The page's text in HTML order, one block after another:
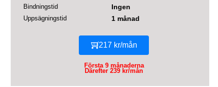
Bindningstid Ingen
Uppsägningstid 1 månad
217 kr/mån
Första 9 månaderna
Därefter 239 kr/mån